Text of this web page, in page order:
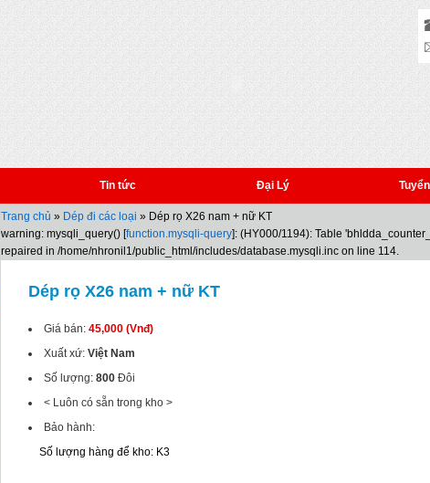
Tin tức Đại Lý
Trang chủ » Dép đi các loại » Dép rọ X26 nam + nữ KT
warning: mysqli_query() [function.mysqli-query]: (HY000/1194): Table
repaired in /home/nhronil1/public_html/includes/database.mysqli.inc on line 114.
Dép rọ X26 nam + nữ KT
Giá bán: 45,000 (Vnđ)
Xuất xứ: Việt Nam
Số lượng: 800 Đôi
< Luôn có sẵn trong kho >
Bảo hành:
Số lượng hàng để kho: K3